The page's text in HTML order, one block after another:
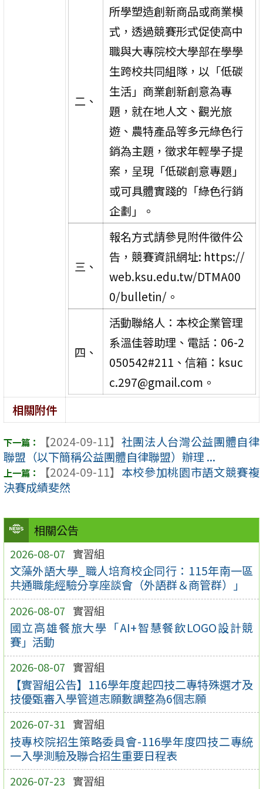
相關公告
2026-08-07 實習組
文藻外語大學_職人培育校企同行：115年南一區
共通職能經驗分享座談會（外語群＆商管群）」
2026-08-07 實習組
國立高雄餐旅大學「AI+智慧餐飲LOGO設計競
賽」活動
2026-08-07 實習組
【實習組公告】116學年度起四技二專特殊選才及
技優甄審入學管道志願數調整為6個志願
2026-07-31 實習組
技專校院招生策略委員會-116學年度四技二專統
一入學測驗及聯合招生重要日程表
2026-07-23 實習組
二、
所學塑造創新商品或商業模
式，透過競賽形式促使高中
職與大專院校大學部在學學
生跨校共同組隊，以「低碳
生活」商業創新創意為專
題，就在地人文、觀光旅
遊、農特產品等多元綠色行
銷為主題，徵求年輕學子提
案，呈現「低碳創意專題」
或可具體實踐的「綠色行銷
企劃」。
三、
報名方式請參見附件徵件公
告，競賽資訊網址: https://
web.ksu.edu.tw/DTMA00
0/bulletin/。
四、
活動聯絡人：本校企業管理
系溫佳蓉助理、電話：06-2
050542#211、信箱：ksuc
c.297@gmail.com。
相關附件
【2024-09-11】 社團法人台灣公益團體自律
聯盟（以下簡稱公益團體自律聯盟）辦理 ...
【2024-09-11】 本校參加桃園市語文競賽複
決賽成績斐然